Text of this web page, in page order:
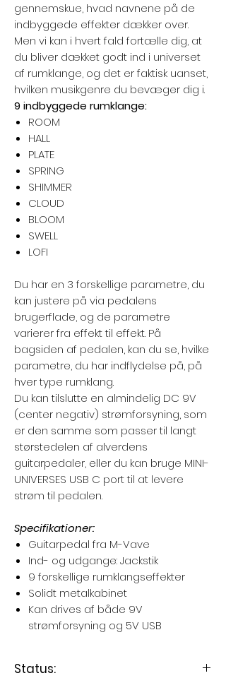
gennemskue, hvad navnene på de
indbyggede effekter dækker over.
Men vi kan i hvert fald fortælle dig, at
du bliver dækket godt ind i universet
af rumklange, og det er faktisk uanset,
hvilken musikgenre du bevæger dig i.
9 indbyggede rumklange:
ROOM
HALL
PLATE
SPRING
SHIMMER
CLOUD
BLOOM
SWELL
LOFI
Du har en 3 forskellige parametre, du
kan justere på via pedalens
brugerflade, og de parametre
varierer fra effekt til effekt. På
bagsiden af pedalen, kan du se, hvilke
parametre, du har indflydelse på, på
hver type rumklang.
Du kan tilslutte en almindelig DC 9V
(center negativ) strømforsyning, som
er den samme som passer til langt
størstedelen af alverdens
guitarpedaler, eller du kan bruge MINI-
UNIVERSES USB C port til at levere
strøm til pedalen.
Specifikationer:
Guitarpedal fra M-Vave
Ind- og udgange: Jackstik
9 forskellige rumklangseffekter
Solidt metalkabinet
Kan drives af både 9V
strømforsyning og 5V USB
Status: